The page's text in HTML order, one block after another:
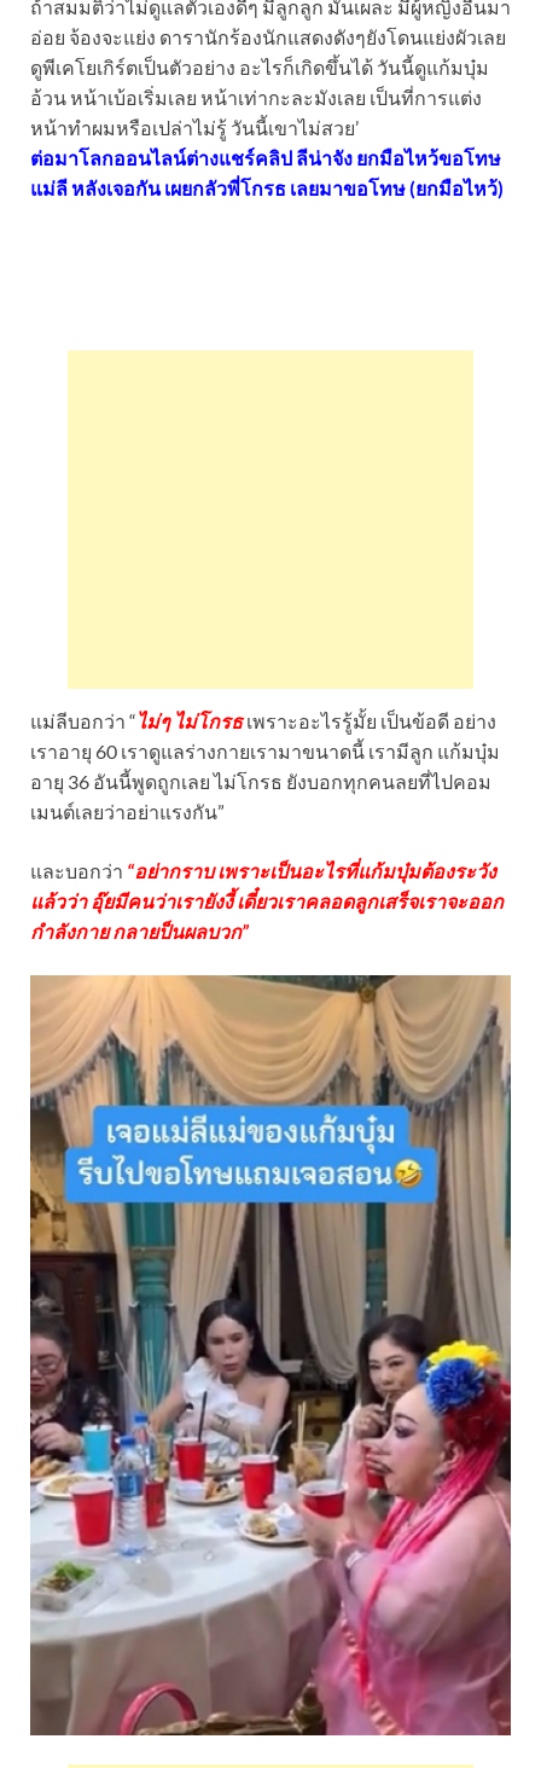
ถ้าสมมติว่าไม่ดูแลตัวเองดีๆ มีลูกลูก มันเผละ มีผู้หญิงอื่นมา
อ่อย จ้องจะแย่ง ดารานักร้องนักแสดงดังๆยังโดนแย่งผัวเลย
ดูพีเคโยเกิร์ตเป็นตัวอย่าง อะไรก็เกิดขึ้นได้ วันนี้ดูแก้มบุ๋ม
อ้วน หน้าเบ้อเริ่มเลย หน้าเท่ากะละมังเลย เป็นที่การแต่ง
หน้าทำผมหรือเปล่าไม่รู้ วันนี้เขาไม่สวย’
ต่อมาโลกออนไลน์ต่างแชร์คลิป ลีน่าจัง ยกมือไหว้ขอโทษ
แม่ลี หลังเจอกัน เผยกลัวพี่โกรธ เลยมาขอโทษ (ยกมือไหว้)
แม่ลีบอกว่า “ไม่ๆ ไม่โกรธเพราะอะไรรู้มั้ย เป็นข้อดี อย่าง
เราอายุ 60 เราดูแลร่างกายเรามาขนาดนี้ เรามีลูก แก้มบุ๋ม
อายุ 36 อันนี้พูดถูกเลย ไม่โกรธ ยังบอกทุกคนลยที่ไปคอม
เมนต์เลยว่าอย่าแรงกัน”
และบอกว่า “อย่ากราบ เพราะเป็นอะไรที่แก้มบุ๋มต้องระวัง
แล้วว่า อุ๊ยมีคนว่าเรายังงี้ เดี๋ยวเราคลอดลูกเสร็จเราจะออก
กำลังกาย กลายป็นผลบวก”